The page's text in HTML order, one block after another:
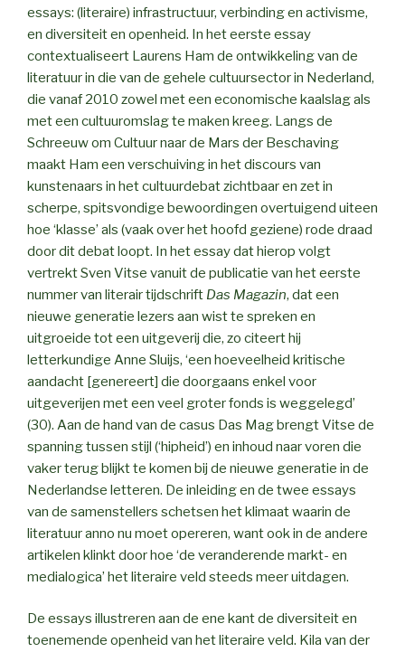
essays: (literaire) infrastructuur, verbinding en activisme,
en diversiteit en openheid. In het eerste essay
contextualiseert Laurens Ham de ontwikkeling van de
literatuur in die van de gehele cultuursector in Nederland,
die vanaf 2010 zowel met een economische kaalslag als
met een cultuuromslag te maken kreeg. Langs de
Schreeuw om Cultuur naar de Mars der Beschaving
maakt Ham een verschuiving in het discours van
kunstenaars in het cultuurdebat zichtbaar en zet in
scherpe, spitsvondige bewoordingen overtuigend uiteen
hoe ‘klasse’ als (vaak over het hoofd geziene) rode draad
door dit debat loopt. In het essay dat hierop volgt
vertrekt Sven Vitse vanuit de publicatie van het eerste
nummer van literair tijdschrift Das Magazin, dat een
nieuwe generatie lezers aan wist te spreken en
uitgroeide tot een uitgeverij die, zo citeert hij
letterkundige Anne Sluijs, ‘een hoeveelheid kritische
aandacht [genereert] die doorgaans enkel voor
uitgeverijen met een veel groter fonds is weggelegd’
(30). Aan de hand van de casus Das Mag brengt Vitse de
spanning tussen stijl (‘hipheid’) en inhoud naar voren die
vaker terug blijkt te komen bij de nieuwe generatie in de
Nederlandse letteren. De inleiding en de twee essays
van de samenstellers schetsen het klimaat waarin de
literatuur anno nu moet opereren, want ook in de andere
artikelen klinkt door hoe ‘de veranderende markt- en
medialogica’ het literaire veld steeds meer uitdagen.
De essays illustreren aan de ene kant de diversiteit en
toenemende openheid van het literaire veld. Kila van der